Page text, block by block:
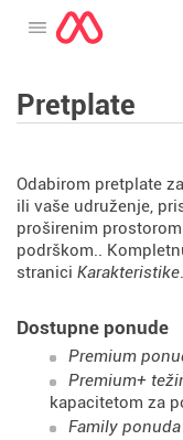
Otvorite meni
Pretplate
Odabirom pretplate
ili vaše udruženje,
proširenim
podrškom..
stranici Karakteristike.
Dostupne ponude
Premium
Premium+
kapacitetom za
Family ponuda